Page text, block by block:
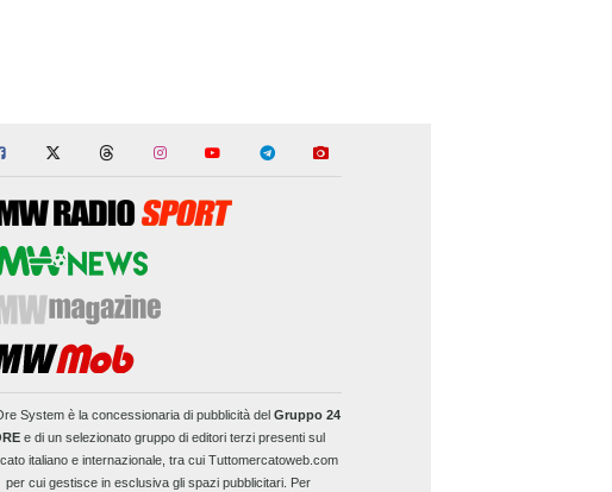
Systemè la concessionaria di pubblicità del Gruppo 24
e di un selezionato gruppo di editori terzi presenti sul
italiano e internazionale, tra cui Tuttomercatoweb.com
per cui gestisce in esclusiva gli spazi pubblicitari. Per